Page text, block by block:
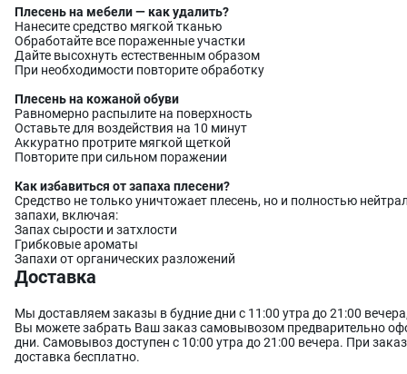
Плесень на мебели — как удалить?
Нанесите средство мягкой тканью
Обработайте все пораженные участки
Дайте высохнуть естественным образом
При необходимости повторите обработку
Плесень на кожаной обуви
Равномерно распылите на поверхность
Оставьте для воздействия на 10 минут
Аккуратно протрите мягкой щеткой
Повторите при сильном поражении
Как избавиться от запаха плесени?
Средство не только уничтожает плесень, но и полностью
запахи, включая:
Запах сырости и затхлости
Грибковые ароматы
Запахи от органических разложений
Доставка
Мы доставляем заказы в будние дни с 11:00 утра до 21:00
Вы можете забрать Ваш заказ самовывозом предварительно
дни. Самовывоз доступен с 10:00 утра до 21:00 вечера. При
доставка бесплатно.